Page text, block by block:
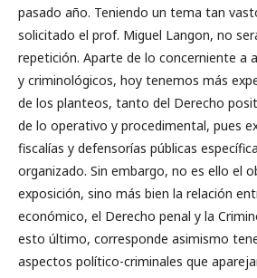
pasado año. Teniendo un tema tan
solicitado el prof. Miguel Langon, no
repetición. Aparte de lo concerniente a
y criminológicos, hoy tenemos más
de los planteos, tanto del Derecho
de lo operativo y procedimental, pues
fiscalías y defensorías públicas
organizado. Sin embargo, no es ello el
exposición, sino más bien la relación
económico, el Derecho penal y la
esto último, corresponde asimismo
aspectos político-criminales que